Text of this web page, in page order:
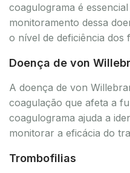
coagulograma é
monitoramento dessa
o nível de deficiência dos
Doença de von
A doença de von
coagulação que afeta a
coagulograma ajuda a
monitorar a eficácia do
Trombofilias